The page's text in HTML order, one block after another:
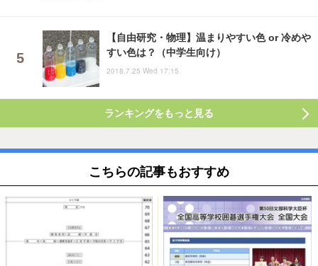
【自由研究・物理】温まりやすい色 or 冷めや
すい色は？（中学生向け）
2018.7.25 Wed 17:15
ランキングをもっと見る
こちらの記事もおすすめ